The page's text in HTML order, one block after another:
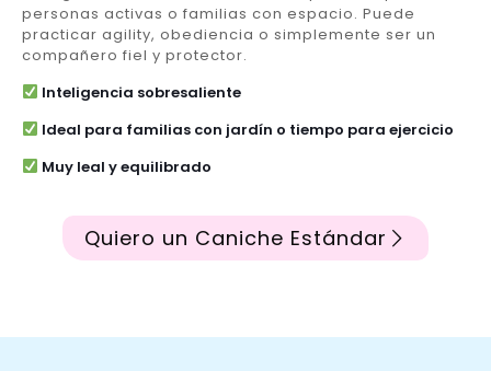
personas activas o familias con espacio. Puede
practicar agility, obediencia o simplemente ser un
compañero fiel y protector.
Inteligencia sobresaliente
Ideal para familias con jardín o tiempo para ejercicio
Muy leal y equilibrado
Quiero un Caniche Estándar